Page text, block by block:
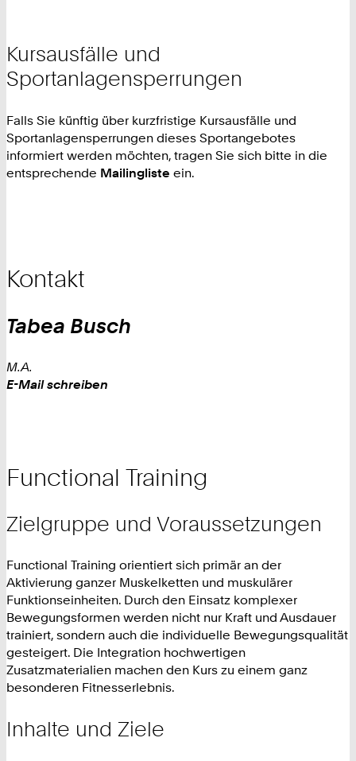
Kursausfälle und
Sportanlagensperrungen
Falls Sie künftig über kurzfristige Kursausfälle und
Sportanlagensperrungen dieses Sportangebotes
informiert werden möchten, tragen Sie sich bitte in die
entsprechende Mailingliste ein.
Kontakt
Tabea Busch
M.A.
Work
E-Mail schreiben
Functional Training
Zielgruppe und Voraussetzungen
Functional Training orientiert sich primär an der
Aktivierung ganzer Muskelketten und muskulärer
Funktionseinheiten. Durch den Einsatz komplexer
Bewegungsformen werden nicht nur Kraft und Ausdauer
trainiert, sondern auch die individuelle Bewegungsqualität
gesteigert. Die Integration hochwertigen
Zusatzmaterialien machen den Kurs zu einem ganz
besonderen Fitnesserlebnis.
Inhalte und Ziele